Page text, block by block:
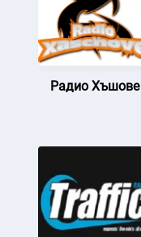
Радио Хъшове